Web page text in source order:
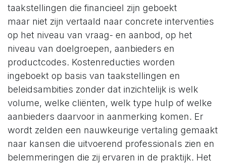
taakstellingen die financieel zijn geboekt
maar niet zijn vertaald naar concrete interventies
op het niveau van vraag- en aanbod, op het
niveau van doelgroepen, aanbieders en
productcodes. Kostenreducties worden
ingeboekt op basis van taakstellingen en
beleidsambities zonder dat inzichtelijk is welk
volume, welke cliënten, welk type hulp of welke
aanbieders daarvoor in aanmerking komen. Er
wordt zelden een nauwkeurige vertaling gemaakt
naar kansen die uitvoerend professionals zien en
belemmeringen die zij ervaren in de praktijk. Het